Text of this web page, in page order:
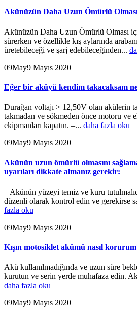
Akünüzün Daha Uzun Ömürlü
Akünüzün Daha Uzun Ömürlü Olması
sürerken ve özellikle kış aylarında
üretebileceği ve şarj edebileceğinden...
09May9 Mayıs 2020
Eğer bir aküyü kendim takacaksam
Durağan voltajı > 12,50V olan akülerin
takmadan ve sökmeden önce motoru ve
ekipmanları kapatın. –... daha fazla oku
09May9 Mayıs 2020
Akünün uzun ömürlü olmasını
uyarıları dikkate almanız gerekir:
– Akünün yüzeyi temiz ve kuru
düzenli olarak kontrol edin ve gerekirse
fazla oku
09May9 Mayıs 2020
Kışın motosiklet akümü nasıl
Akü kullanılmadığında ve uzun süre
kurutun ve serin yerde muhafaza edin.
daha fazla oku
09May9 Mayıs 2020